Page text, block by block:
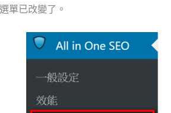
單已改變了。